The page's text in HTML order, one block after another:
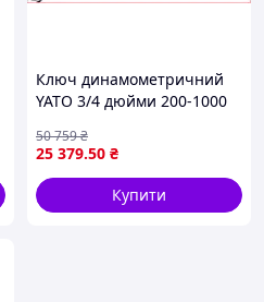
Ключ динамометричний
YATO 3/4 дюйми 200-1000
затягування нарізних
з'єднань
25 379.50 ₴
50 759₴
Купити